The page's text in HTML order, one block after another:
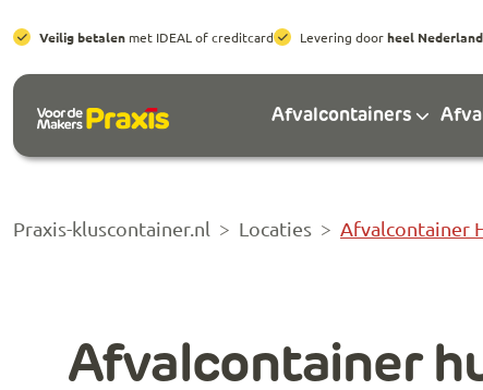
Veilig betalen met IDEAL of creditcard Levering doorheel Nederland
Afvalcontainers
Praxis-kluscontainer.nl Locaties Afvalcontainer
Afvalcontainer